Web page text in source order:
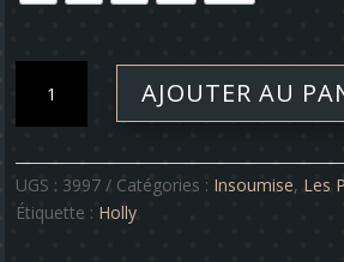
Porte-
-
Holly
AJOUTER AU
UGS : 3997 Catégories : Insoumise, Les
Étiquette : Holly